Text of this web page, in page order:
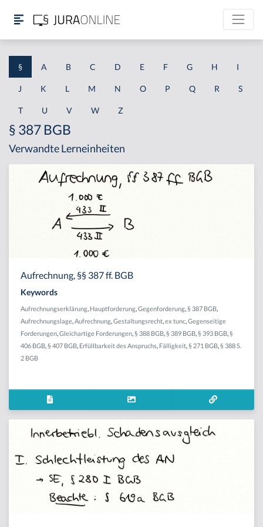
§ A B C D E F G H I
J K L M N O P Q R S
T U V W Z
§ 387 BGB
Verwandte Lerneinheiten
Aufrechnung, §§ 387 ff. BGB
Keywords
Aufrechnungserklärung Hauptforderung Gegenforderung § 387 BGB
Aufrechnungslage Aufrechnung Gestaltungsrecht ex tunc Gegenseitige
Forderungen Gleichartige Forderungen § 388 BGB § 389 BGB § 393 BGB §
406 BGB § 407 BGB Erfüllbarkeit des Anspruchs Fälligkeit § 271 BGB § 388 S.
2 BGB